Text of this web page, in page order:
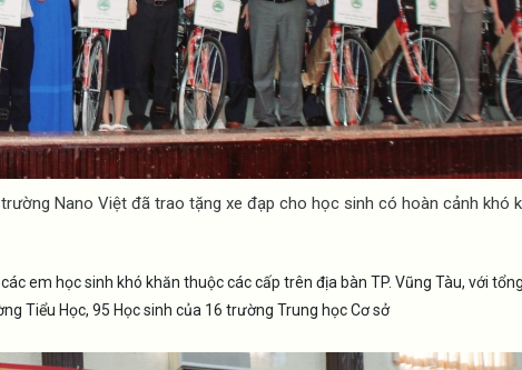
Nano Việt đã trao tặng xe đạp cho học sinh có hoàn cảnh khó
em học sinh khó khăn thuộc các cấp trên địa bàn TP. Vũng Tàu, với
Tiểu Học, 95 Học sinh của 16 trường Trung học Cơ sở